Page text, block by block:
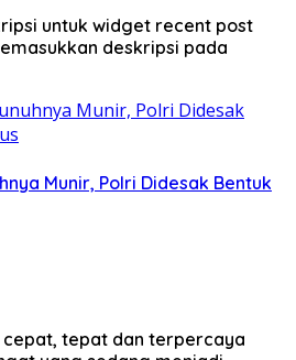
untuk widget recent post
deskripsi pada
Munir, Polri Didesak Bentuk
tepat dan terpercaya